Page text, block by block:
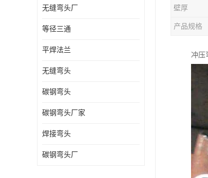
热压弯头
镀锌弯头
无缝弯头厂
等径三通
平焊法兰
无缝弯头
碳钢弯头
碳钢弯头厂家
焊接弯头
碳钢弯头厂
壁厚
产品规格
冲压